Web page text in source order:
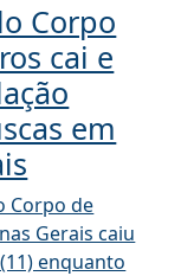
Corpo
cai e
em
Corpo de
Gerais caiu
enquanto